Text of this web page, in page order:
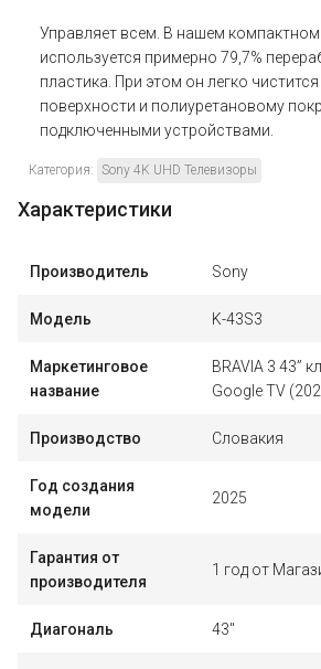
Управляет всем. В нашем компактном
используется примерно 79,7%
пластика. При этом он легко
поверхности и полиуретановому
подключенными устройствами.
Категория: Sony 4K UHD Телевизоры
Характеристики
Производитель Sony
Модель K-43S3
Маркетинговое
название
BRAVIA 3 43”
Google TV
Производство Словакия
Год создания
модели
2025
Гарантия от
производителя
1 год от
Диагональ 43"